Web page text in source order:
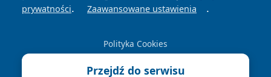
prywatności. Zaawansowane ustawienia .
Polityka Cookies
Przejdź do serwisu